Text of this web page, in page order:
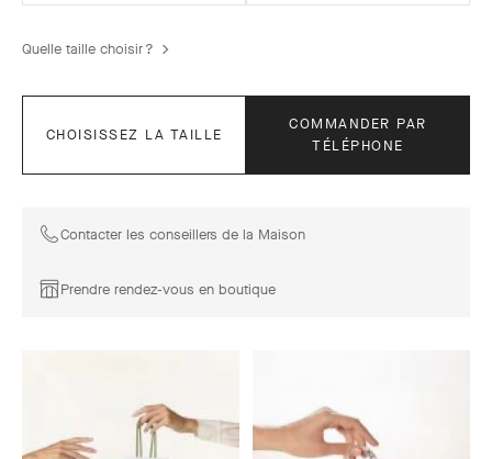
Quelle taille choisir ?
CHOISISSEZ LA TAILLE
COMMANDER PAR
TÉLÉPHONE
Contacter les conseillers de la Maison
Prendre rendez-vous en boutique